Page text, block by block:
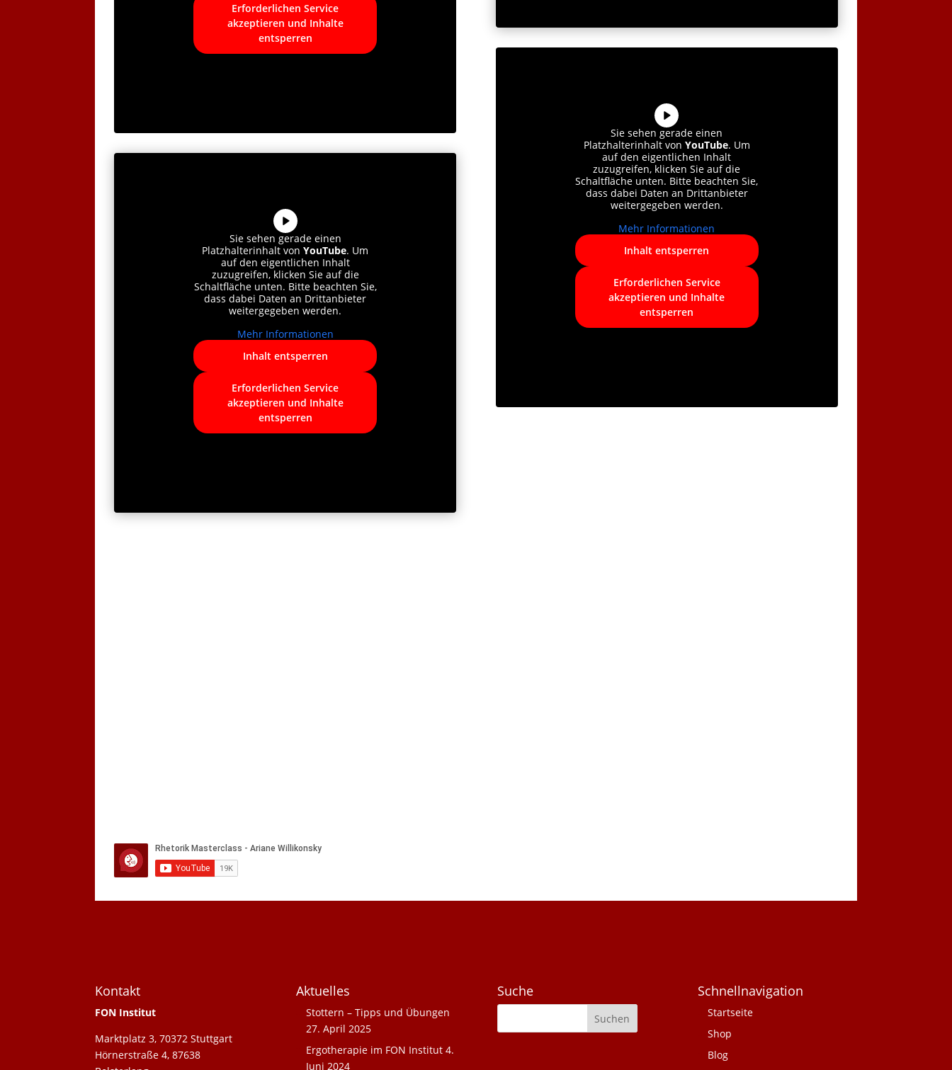
Erforderlichen Service
akzeptieren und Inhalte
entsperren
Sie sehen gerade einen
Platzhalterinhalt vonYouTube. Um
auf den eigentlichen Inhalt
zuzugreifen, klicken Sie auf die
Schaltfläche unten. Bitte beachten Sie,
dass dabei Daten an Drittanbieter
weitergegeben werden.
Mehr Informationen
Inhalt entsperren
Erforderlichen Service
akzeptieren und Inhalte
entsperren
Sie sehen gerade einen
Platzhalterinhalt von YouTube. Um
auf den eigentlichen Inhalt
zuzugreifen, klicken Sie auf die
Schaltfläche unten. Bitte beachten Sie,
dass dabei Daten an Drittanbieter
weitergegeben werden.
Mehr Informationen
Inhalt entsperren
Erforderlichen Service
akzeptieren und Inhalte
entsperren
Kontakt
FON Institut
Marktplatz 3, 70372 Stuttgart
Hörnerstraße 4, 87638
Aktuelles
Stottern – Tipps und Übungen
27. April 2025
Ergotherapie im FON Institut 4.
Juni 2024
Suche Schnellnavigation
Startseite
Shop
Blog